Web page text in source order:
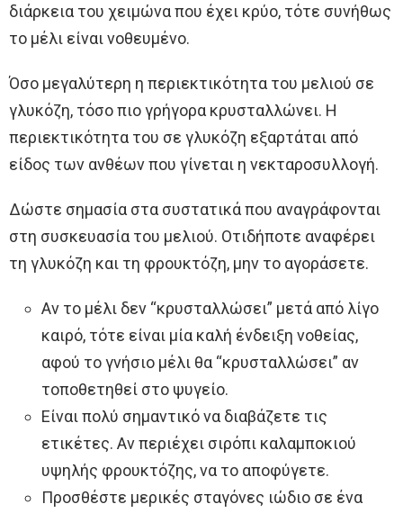
διάρκεια του χειμώνα που έχει κρύο, τότε συνήθως
το μέλι είναι νοθευμένο.
Όσο μεγαλύτερη η περιεκτικότητα του μελιού σε
γλυκόζη, τόσο πιο γρήγορα κρυσταλλώνει. Η
περιεκτικότητα του σε γλυκόζη εξαρτάται από
είδος των ανθέων που γίνεται η νεκταροσυλλογή.
Δώστε σημασία στα συστατικά που αναγράφονται
στη συσκευασία του μελιού. Οτιδήποτε αναφέρει
τη γλυκόζη και τη φρουκτόζη, μην το αγοράσετε.
Αν το μέλι δεν “κρυσταλλώσει” μετά από λίγο
καιρό, τότε είναι μία καλή ένδειξη νοθείας,
αφού το γνήσιο μέλι θα “κρυσταλλώσει” αν
τοποθετηθεί στο ψυγείο.
Είναι πολύ σημαντικό να διαβάζετε τις
ετικέτες. Αν περιέχει σιρόπι καλαμποκιού
υψηλής φρουκτόζης, να το αποφύγετε.
Προσθέστε μερικές σταγόνες ιώδιο σε ένα